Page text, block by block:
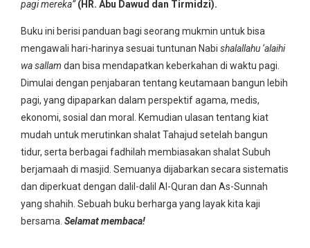
pagi mereka” (HR. Abu Dawud dan Tirmidzi).
Buku ini berisi panduan bagi seorang mukmin untuk bisa
mengawali hari-harinya sesuai tuntunan Nabi shalallahu ‘alaihi
wa sallam dan bisa mendapatkan keberkahan di waktu pagi.
Dimulai dengan penjabaran tentang keutamaan bangun lebih
pagi, yang dipaparkan dalam perspektif agama, medis,
ekonomi, sosial dan moral. Kemudian ulasan tentang kiat
mudah untuk merutinkan shalat Tahajud setelah bangun
tidur, serta berbagai fadhilah membiasakan shalat Subuh
berjamaah di masjid. Semuanya dijabarkan secara sistematis
dan diperkuat dengan dalil-dalil Al-Quran dan As-Sunnah
yang shahih. Sebuah buku berharga yang layak kita kaji
bersama. Selamat membaca!